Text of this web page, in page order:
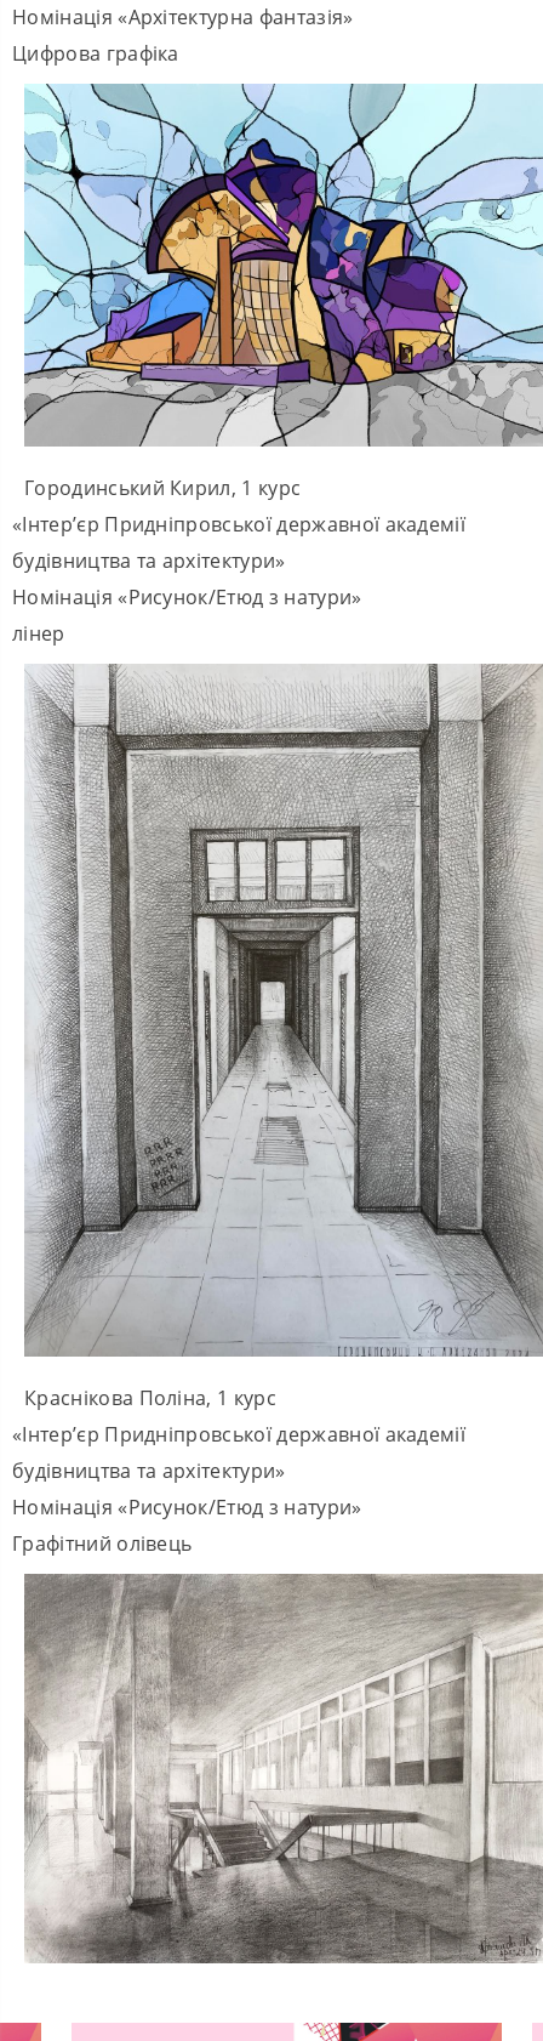
Номінація «Архітектурна фантазія»
Цифрова графіка
Городинський Кирил, 1 курс
«Інтер’єр Придніпровської державної академії
будівництва та архітектури»
Номінація «Рисунок/Етюд з натури»
лінер
Краснікова Поліна, 1 курс
«Інтер’єр Придніпровської державної академії
будівництва та архітектури»
Номінація «Рисунок/Етюд з натури»
Графітний олівець